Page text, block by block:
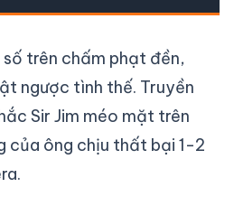
trên chấm phạt đền,
ngược tình thế. Truyền
Sir Jim méo mặt trên
của ông chịu thất bại 1-2